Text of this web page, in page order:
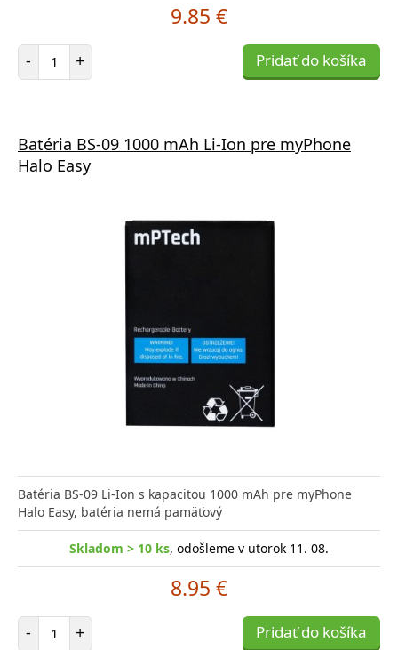
9.85 €
- Počet položiek
+ Pridať do košíka
Batéria BS-09 1000 mAh Li-Ion pre myPhone
Halo Easy
Batéria BS-09 Li-Ion s kapacitou 1000 mAh pre myPhone
Halo Easy, batéria nemá pamäťový
Skladom > 10 ks, odošleme v utorok 11. 08.
8.95 €
- Počet položiek
+ Pridať do košíka